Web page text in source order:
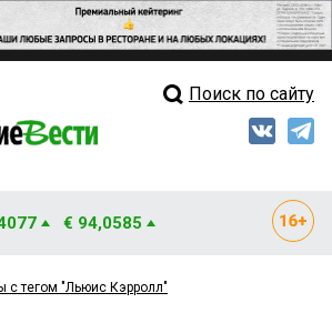
Свежий выпуск
Мнения
Поиск по сайту
€ 94,0585
c тегом "Льюис Кэрролл"